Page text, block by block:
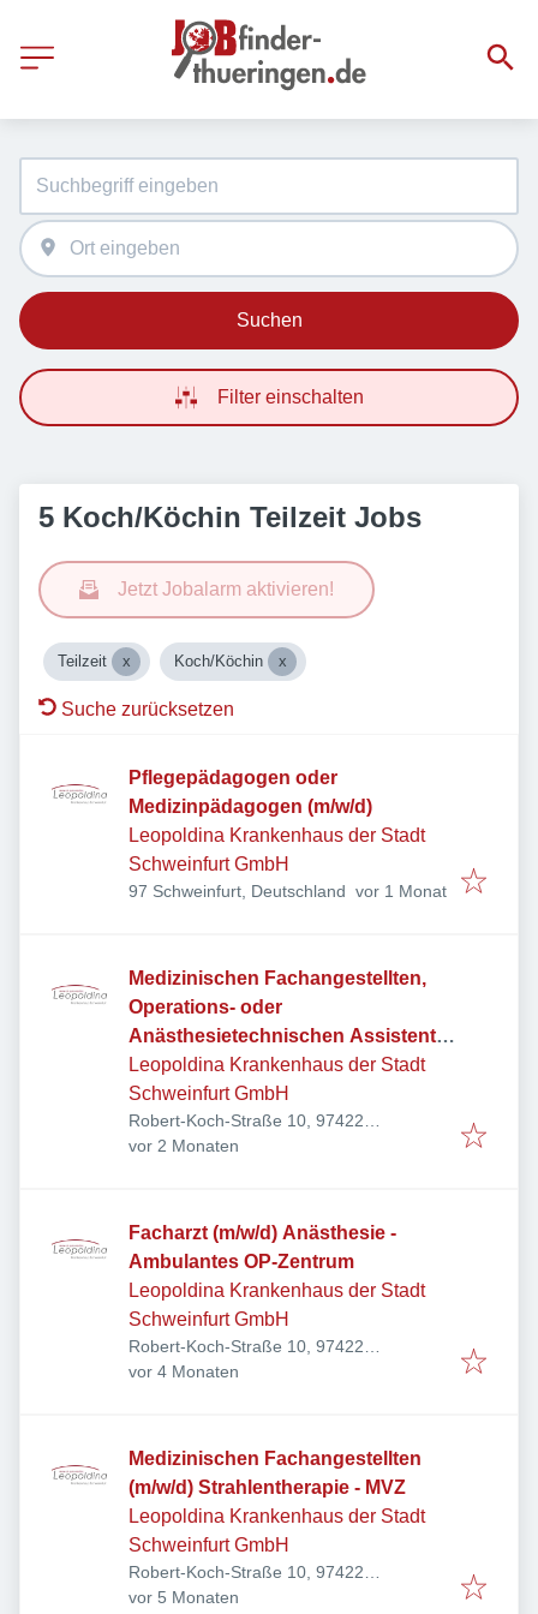
Suchen
Filter einschalten
5 Koch/Köchin Teilzeit Jobs
Jetzt Jobalarm aktivieren!
Teilzeit Koch/Köchin
Suche zurücksetzen
Pflegepädagogen oder
Medizinpädagogen (m/w/d)
Leopoldina Krankenhaus der Stadt
Schweinfurt GmbH
97 Schweinfurt, Deutschland Veröffentlicht
vor 1 Monat
Medizinischen Fachangestellten,
Operations- oder
Anästhesietechnischen Assistenten
(m/w/d) - MVZ Ambulantes OP-
Zentrum
Leopoldina Krankenhaus der Stadt
Schweinfurt GmbH
Robert-Koch-Straße 10, 97422
Schweinfurt, Deutschland
Veröffentlicht:
vor 2 Monaten
Facharzt (m/w/d) Anästhesie -
Ambulantes OP-Zentrum
Leopoldina Krankenhaus der Stadt
Schweinfurt GmbH
Robert-Koch-Straße 10, 97422
Schweinfurt, Deutschland
Veröffentlicht:
vor 4 Monaten
Medizinischen Fachangestellten
(m/w/d) Strahlentherapie - MVZ
Leopoldina Krankenhaus der Stadt
Schweinfurt GmbH
Robert-Koch-Straße 10, 97422
Schweinfurt, Deutschland
Veröffentlicht:
vor 5 Monaten